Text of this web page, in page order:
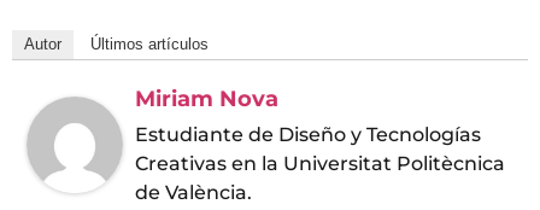
Autor Últimos artículos
Miriam Nova
Estudiante de Diseño y Tecnologías
Creativas en la Universitat Politècnica
de València.